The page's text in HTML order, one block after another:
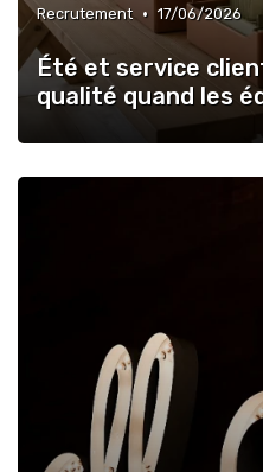
Recrutement • 17/06/2026
Été et service
qualité quand les